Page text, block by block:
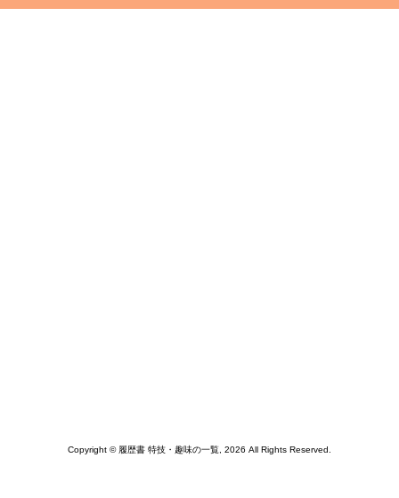
Copyright © 履歴書 特技・趣味の一覧, 2026 All Rights Reserved.